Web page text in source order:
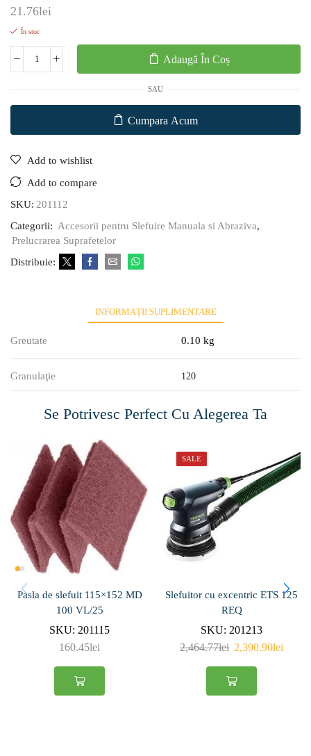
21.76lei
În stoc
Adaugă În Coș
SAU
Cumpara Acum
Add to wishlist
Add to compare
SKU: 201112
Categorii: Accesorii pentru Slefuire Manuala si Abraziva,
Prelucrarea Suprafetelor
Distribuie:
INFORMAȚII SUPLIMENTARE
Greutate 0.10 kg
Granulaţie 120
Se Potrivesc Perfect Cu Alegerea Ta
Pasla de slefuit 115×152 MD
100 VL/25
SKU: 201115
160.45lei
SALE
Slefuitor cu excentric ETS 125
REQ
SKU: 201213
2,464.77lei 2,390.90lei